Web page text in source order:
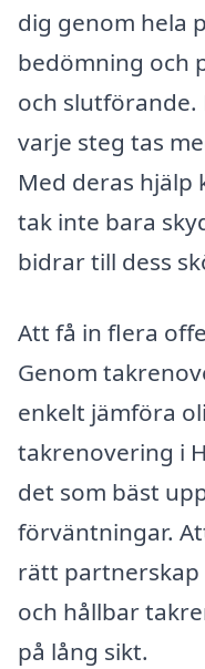
dig genom hela
bedömning och
och
varje steg tas
Med deras hjälp
tak inte bara
bidrar till dess
Att få in flera
Genom
enkelt jämföra
takrenovering i
det som bäst
förväntningar.
rätt partnerskap
och hållbar
på lång sikt.